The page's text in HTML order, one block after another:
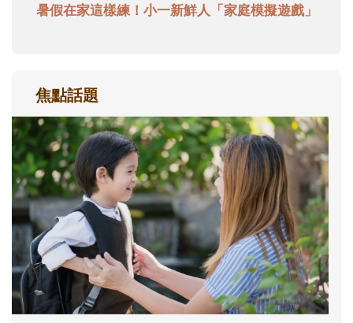
暑假在家這樣練！小一新鮮人「家庭模擬遊戲」
焦點話題